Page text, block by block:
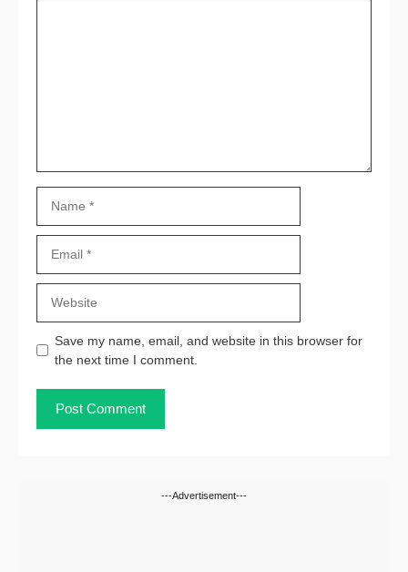
Save my name, email, and website in this browser for
the next time I comment.
---Advertisement---